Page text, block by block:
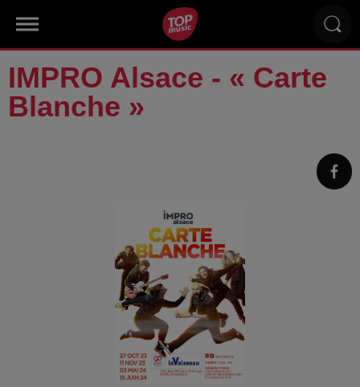
IMPRO Alsace - « Carte
Blanche »